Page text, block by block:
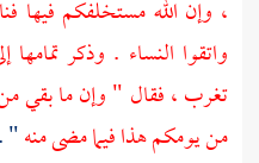
، وإن الله مستخلفكم فيها
واتقوا النساء . وذكر
تغرب ، فقال " وإن ما بقي من
من يومكم هذا فيما مضى منه" .